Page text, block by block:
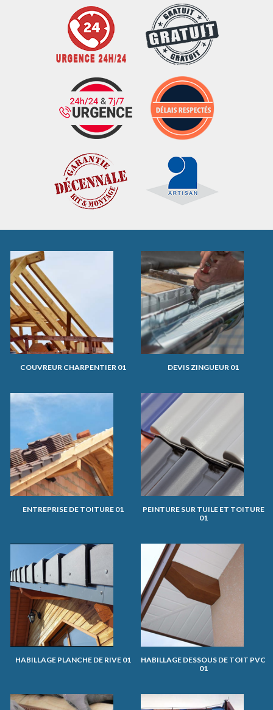
COUVREUR CHARPENTIER 01 DEVIS ZINGUEUR 01
ENTREPRISE DE TOITURE 01
PEINTURE SUR TUILE ET TOITURE
01
HABILLAGE PLANCHE DE RIVE 01
HABILLAGE DESSOUS DE TOIT PVC
01